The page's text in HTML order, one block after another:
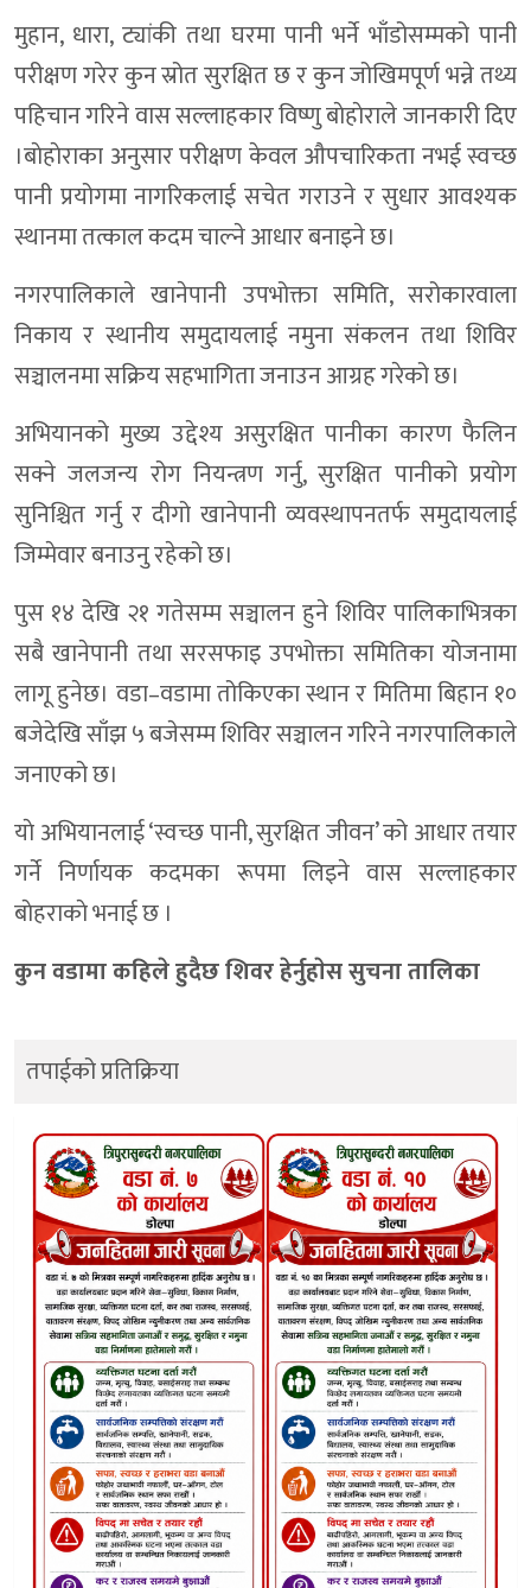
मुहान, धारा, ट्यांकी तथा घरमा पानी भर्ने भाँडोसम्मको पानी
परीक्षण गरेर कुन स्रोत सुरक्षित छ र कुन जोखिमपूर्ण भन्ने तथ्य
पहिचान गरिने वास सल्लाहकार विष्णु बाेहाेराले जानकारी दिए
।बाेहाेराका अनुसार परीक्षण केवल औपचारिकता नभई स्वच्छ
पानी प्रयोगमा नागरिकलाई सचेत गराउने र सुधार आवश्यक
स्थानमा तत्काल कदम चाल्ने आधार बनाइने छ।
नगरपालिकाले खानेपानी उपभोक्ता समिति, सरोकारवाला
निकाय र स्थानीय समुदायलाई नमुना संकलन तथा शिविर
सञ्चालनमा सक्रिय सहभागिता जनाउन आग्रह गरेको छ।
अभियानको मुख्य उद्देश्य असुरक्षित पानीका कारण फैलिन
सक्ने जलजन्य रोग नियन्त्रण गर्नु, सुरक्षित पानीको प्रयोग
सुनिश्चित गर्नु र दीगो खानेपानी व्यवस्थापनतर्फ समुदायलाई
जिम्मेवार बनाउनु रहेको छ।
पुस १४ देखि २१ गतेसम्म सञ्चालन हुने शिविर पालिकाभित्रका
सबै खानेपानी तथा सरसफाइ उपभोक्ता समितिका योजनामा
लागू हुनेछ। वडा–वडामा तोकिएका स्थान र मितिमा बिहान १०
बजेदेखि साँझ ५ बजेसम्म शिविर सञ्चालन गरिने नगरपालिकाले
जनाएको छ।
याे अभियानलाई ‘स्वच्छ पानी, सुरक्षित जीवन’ को आधार तयार
गर्ने निर्णायक कदमका रूपमा लिइने वास सल्लाहकार
बाेहराकाे भनाई छ ।
कुन वडामा कहिले हुदैछ शिवर हेर्नुहाेस सुचना तालिका
तपाईको प्रतिक्रिया